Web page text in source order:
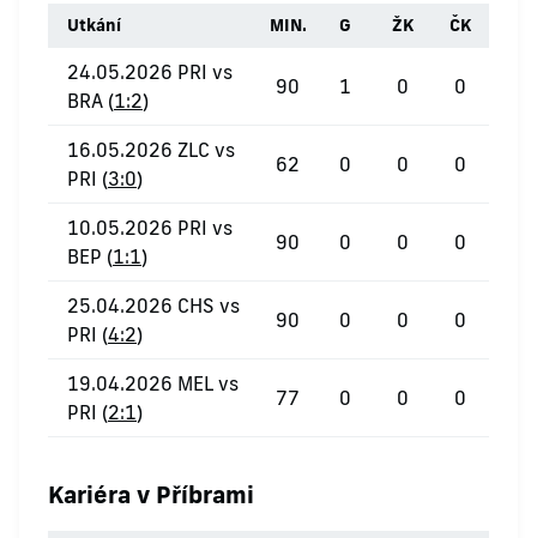
Utkání MIN. G ŽK ČK
24.05.2026 PRI vs
BRA (1:2)
90 1 0 0
16.05.2026 ZLC vs
PRI (3:0)
62 0 0 0
10.05.2026 PRI vs
BEP (1:1)
90 0 0 0
25.04.2026 CHS vs
PRI (4:2)
90 0 0 0
19.04.2026 MEL vs
PRI (2:1)
77 0 0 0
Kariéra v Příbrami